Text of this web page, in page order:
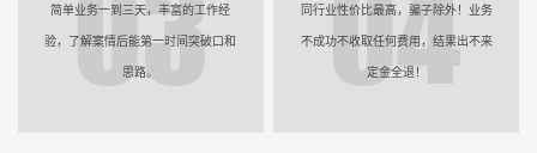
简单业务一到三天，丰富的工作经
验，了解案情后能第一时间突破口和
思路。
同行业性价比最高，骗子除外！业务
不成功不收取任何费用，结果出不来
定金全退！